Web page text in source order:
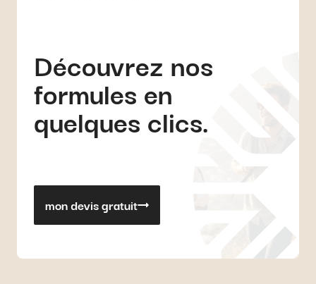
Découvrez nos
formules en
quelques clics.
mon devis gratuit